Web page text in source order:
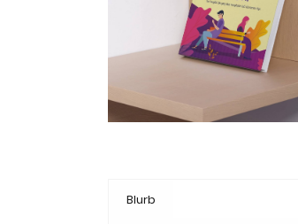
Blurb